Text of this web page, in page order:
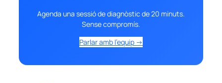
Agenda una sessió de diagnòstic de 20 minuts.
Sense compromís.
Parlar amb l’equip →